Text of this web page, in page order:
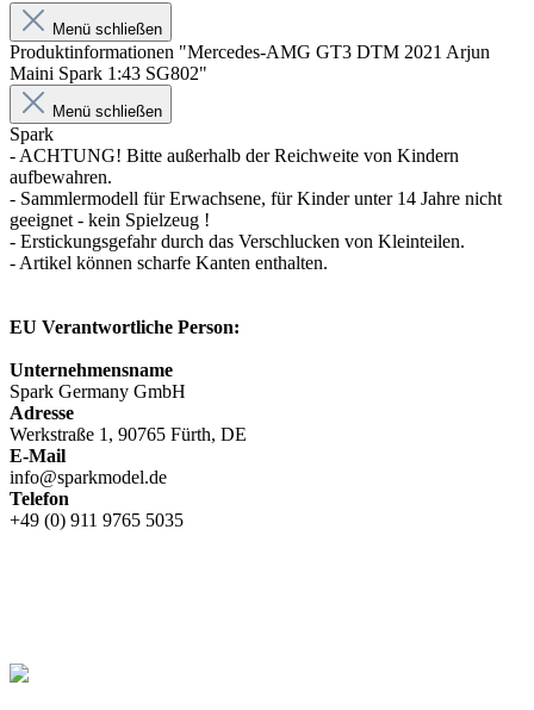
Menü schließen
Produktinformationen "Mercedes-AMG GT3 DTM 2021 Arjun
Maini Spark 1:43 SG802"
Menü schließen
Spark
- ACHTUNG! Bitte außerhalb der Reichweite von Kindern
aufbewahren.
- Sammlermodell für Erwachsene, für Kinder unter 14 Jahre nicht
geeignet - kein Spielzeug !
- Erstickungsgefahr durch das Verschlucken von Kleinteilen.
- Artikel können scharfe Kanten enthalten.
EU Verantwortliche Person:
Unternehmensname
Spark Germany GmbH
Adresse
Werkstraße 1, 90765 Fürth, DE
E-Mail
info@sparkmodel.de
Telefon
+49 (0) 911 9765 5035